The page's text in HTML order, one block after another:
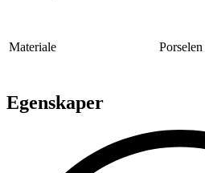
Materiale Porselen
Egenskaper